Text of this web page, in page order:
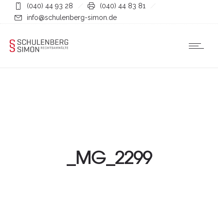
(040) 44 93 28
(040) 44 83 81
info@schulenberg-simon.de
_MG_2299